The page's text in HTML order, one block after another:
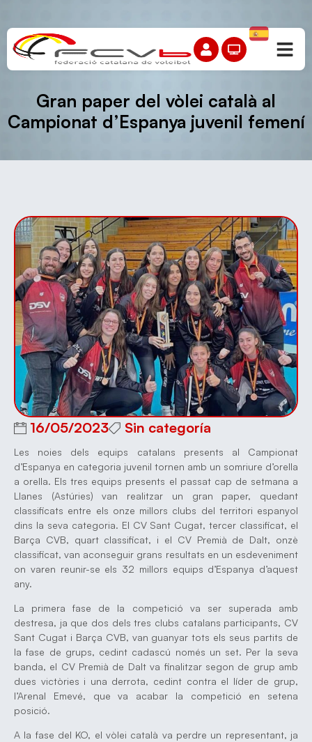
Gran paper del vòlei català al
Campionat d’Espanya juvenil femení
16/05/2023 Sin categoría
Les noies dels equips catalans presents al Campionat
d’Espanya en categoria juvenil tornen amb un somriure d’orella
a orella. Els tres equips presents el passat cap de setmana a
Llanes (Astúries) van realitzar un gran paper, quedant
classificats entre els onze millors clubs del territori espanyol
dins la seva categoria. El CV Sant Cugat, tercer classificat, el
Barça CVB, quart classificat, i el CV Premià de Dalt, onzè
classificat, van aconseguir grans resultats en un esdeveniment
on varen reunir-se els 32 millors equips d’Espanya d’aquest
any.
La primera fase de la competició va ser superada amb
destresa, ja que dos dels tres clubs catalans participants, CV
Sant Cugat i Barça CVB, van guanyar tots els seus partits de
la fase de grups, cedint cadascú només un set. Per la seva
banda, el CV Premià de Dalt va finalitzar segon de grup amb
dues victòries i una derrota, cedint contra el líder de grup,
l’Arenal Emevé, que va acabar la competició en setena
posició.
A la fase del KO, el vòlei català va perdre un representant, ja